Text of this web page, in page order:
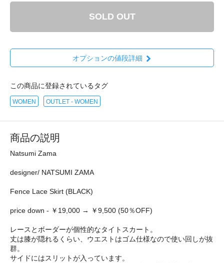
SOLD OUT
オプションの値段詳細
この商品に登録されているタグ
WOMEN OUTLET - WOMEN
商品の説明
Natsumi Zama
designer/ NATSUMI ZAMA
Fence Lace Skirt (BLACK)
price down - ￥19,000 → ￥9,500 (50％OFF)
レースとボーダーが個性的なタイトスカート。
丈は膝が隠れるくらい、ウエストはゴム仕様なので使い回しが抜
群。
サイドにはスリットが入っています。